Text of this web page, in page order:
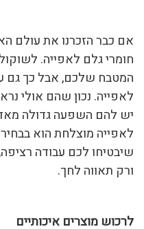
אם כבר הזכרנו את עולם
חומרי גלם לאפייה.
המטבח שלכם, אבל כך גם
לאפייה. נכון שהם אולי
יש להם השפעה גדולה
לאפייה מוצלחת הוא
שיבטיחו לכם עבודה
ורק תאווה לחך.
לרכוש מוצרים איכותיים